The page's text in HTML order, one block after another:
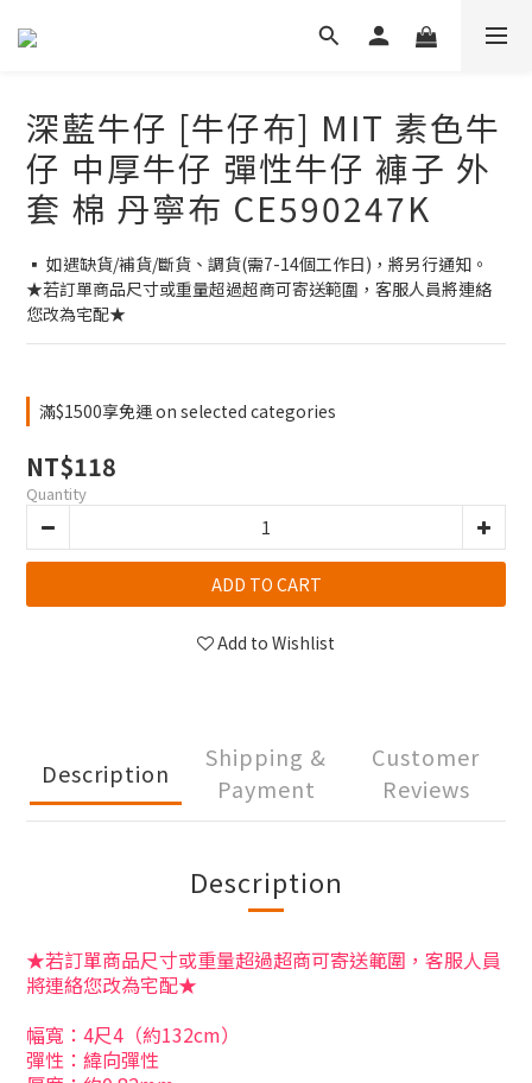
深藍牛仔 [牛仔布] MIT 素色牛
仔 中厚牛仔 彈性牛仔 褲子 外
套 棉 丹寧布 CE590247K
▪ 如遇缺貨/補貨/斷貨、調貨(需7-14個工作日)，將另行通知。
★若訂單商品尺寸或重量超過超商可寄送範圍，客服人員將連絡
您改為宅配★
滿$1500享免運 on selected categories
NT$118
Quantity
ADD TO CART
Add to Wishlist
Description
Shipping &
Payment
Customer
Reviews
Description
★若訂單商品尺寸或重量超過超商可寄送範圍，客服人員
將連絡您改為宅配★
幅寬：4尺4（約132cm）
彈性：緯向彈性